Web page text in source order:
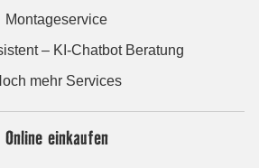
Montageservice
– KI-Chatbot Beratung
mehr Services
Online einkaufen